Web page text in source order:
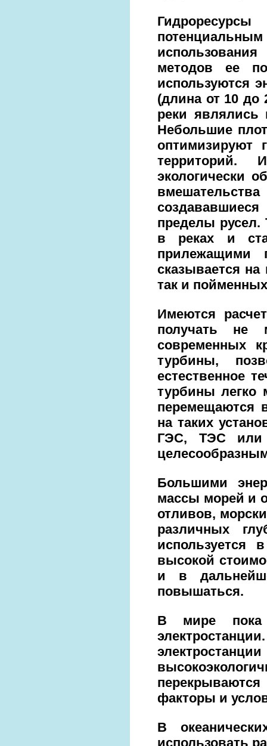
методов ее
используются
(длина от 10
реки являлись
Небольшие
оптимизируют
территорий.
экологически
пределы русел.
в реках и
прилежащими
сказывается
так и
Имеются
получать не
современных
турбины,
естественное
турбины легко
перемещаются
на таких
ГЭС, ТЭС или
Большими
массы морей и
отливов,
различных
используется
высокой
и в
повышаться.
В мире пока
перекрываются
факторы и
В
использовать